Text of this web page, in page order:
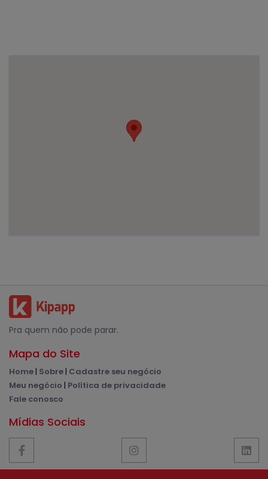
Pra quem não pode parar.
Mapa do Site
Home| Sobre| Cadastre seu negócio
Meu negócio | Política de privacidade
Fale conosco
Mídias Sociais